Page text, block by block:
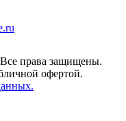
права защищены.
офертой.